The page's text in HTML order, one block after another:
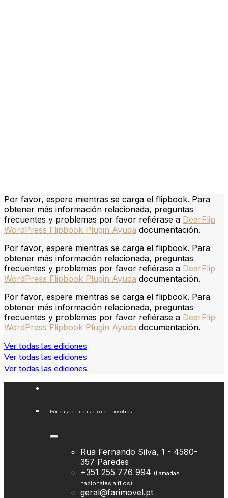
Por favor, espere mientras se carga el flipbook. Para
obtener más información relacionada, preguntas
frecuentes y problemas por favor refiérase a DearFlip
WordPress Flipbook Plugin Ayuda documentación.
Por favor, espere mientras se carga el flipbook. Para
obtener más información relacionada, preguntas
frecuentes y problemas por favor refiérase a DearFlip
WordPress Flipbook Plugin Ayuda documentación.
Por favor, espere mientras se carga el flipbook. Para
obtener más información relacionada, preguntas
frecuentes y problemas por favor refiérase a DearFlip
WordPress Flipbook Plugin Ayuda documentación.
Ver todas las ediciones
Ver todas las ediciones
Ver todas las ediciones
Póngase en contacto con nosotros
Rua Fernando Silva, 1 - 4580-
357 Paredes
+351 255 776 994 (llamadas
nacionales a fijos)
geral@farimovel.pt